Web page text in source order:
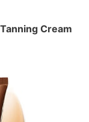
Cream